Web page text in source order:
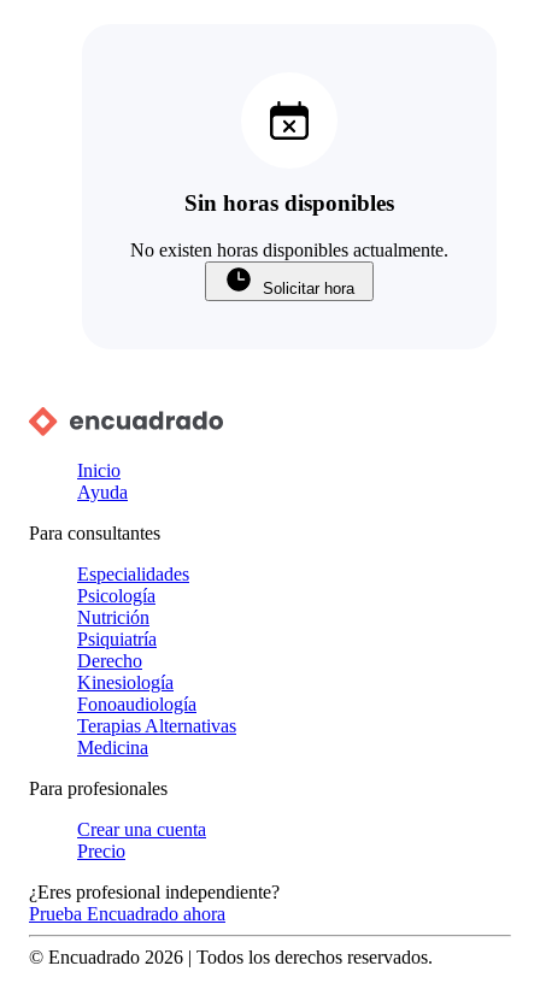
Sin horas disponibles
No existen horas disponibles actualmente.
Solicitar hora
Inicio
Ayuda
Para consultantes
Especialidades
Psicología
Nutrición
Psiquiatría
Derecho
Kinesiología
Fonoaudiología
Terapias Alternativas
Medicina
Para profesionales
Crear una cuenta
Precio
¿Eres profesional independiente?
Prueba Encuadrado ahora
© Encuadrado 2026 | Todos los derechos reservados.